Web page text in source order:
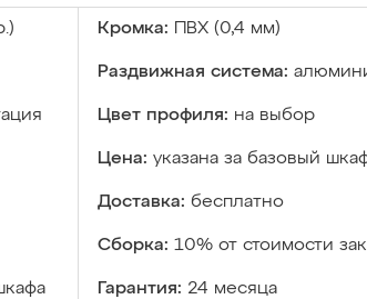
Кромка: ПВХ (0,4 мм)
Раздвижная система:
Цвет профиля: на выбор
Цена: указана за базовый
Доставка: бесплатно
Сборка: 10% от стоимости
Гарантия: 24 месяца